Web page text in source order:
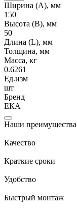
Ширина (А), мм
150
Высота (В), мм
50
Длина (L), мм
Толщина, мм
Масса, кг
0.6261
Ед.изм
шт
Бренд
ЕКА
Наши преимущества
Качество
Краткие сроки
Удобство
Быстрый монтаж